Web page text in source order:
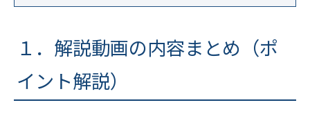
１．解説動画の内容まとめ（ポ
イント解説）